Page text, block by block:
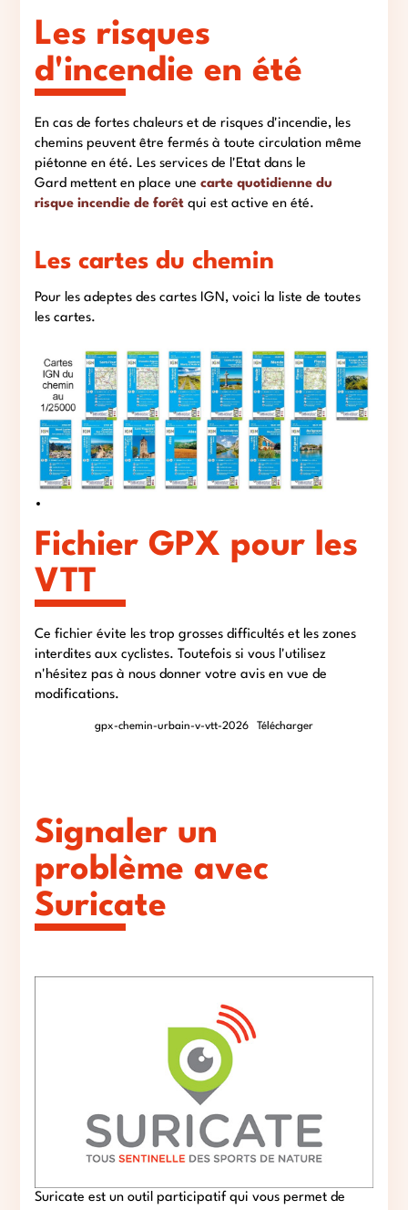
Les risques
d'incendie en été
En cas de fortes chaleurs et de risques d'incendie, les
chemins peuvent être fermés à toute circulation même
piétonne en été. Les services de l'Etat dans le
Gard mettent en place unecarte quotidienne du
risque incendie de forêt qui est active en été.
Les cartes du chemin
Pour les adeptes des cartes IGN, voici la liste de toutes
les cartes.
Fichier GPX pour les
VTT
Ce fichier évite les trop grosses difficultés et les zones
interdites aux cyclistes. Toutefois si vous l'utilisez
n'hésitez pas à nous donner votre avis en vue de
modifications.
gpx-chemin-urbain-v-vtt-2026 Télécharger
Signaler un
problème avec
Suricate
Suricate est un outil participatif qui vous permet de